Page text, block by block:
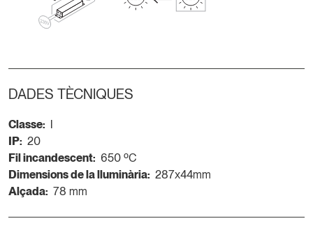
DADES TÈCNIQUES
Classe:
IP: 20
Fil incandescent: 650 ºC
Dimensions de la lluminària: 287x44mm
Alçada: 78 mm